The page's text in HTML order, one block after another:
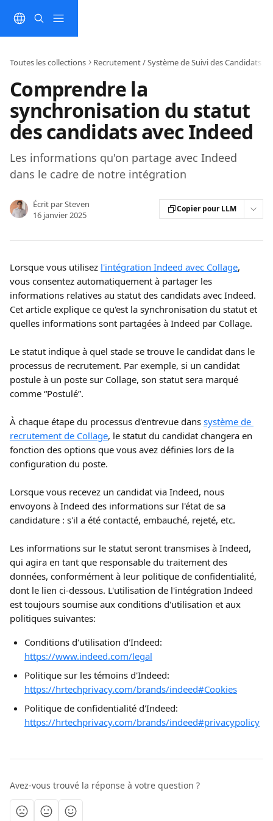
Toutes les collections Recrutement / Système de Suivi des Candidats
Comprendre la
synchronisation du statut
des candidats avec Indeed
Les informations qu'on partage avec Indeed
dans le cadre de notre intégration
Écrit parSteven
16 janvier 2025
Copier pour LLM
Lorsque vous utilisez l'intégration Indeed avec Collage,
vous consentez automatiquement à partager les
informations relatives au statut des candidats avec Indeed.
Cet article explique ce qu'est la synchronisation du statut et
quelles informations sont partagées à Indeed par Collage.
Le statut indique à quel stade se trouve le candidat dans le
processus de recrutement. Par exemple, si un candidat
postule à un poste sur Collage, son statut sera marqué
comme “Postulé”.
À chaque étape du processus d'entrevue dans système de
recrutement de Collage, le statut du candidat changera en
fonction des options que vous avez définies lors de la
configuration du poste.
Lorsque vous recevez un candidat via Indeed, nous
envoyons à Indeed des informations sur l'état de sa
candidature : s'il a été contacté, embauché, rejeté, etc.
Les informations sur le statut seront transmises à Indeed,
qui agira en tant que responsable du traitement des
données, conformément à leur politique de confidentialité,
dont le lien ci-dessous. L'utilisation de l'intégration Indeed
est toujours soumise aux conditions d'utilisation et aux
politiques suivantes:
Conditions d'utilisation d'Indeed:
https://www.indeed.com/legal
Politique sur les témoins d'Indeed:
https://hrtechprivacy.com/brands/indeed#Cookies
Politique de confidentialité d'Indeed:
https://hrtechprivacy.com/brands/indeed#privacypolicy
Avez-vous trouvé la réponse à votre question ?